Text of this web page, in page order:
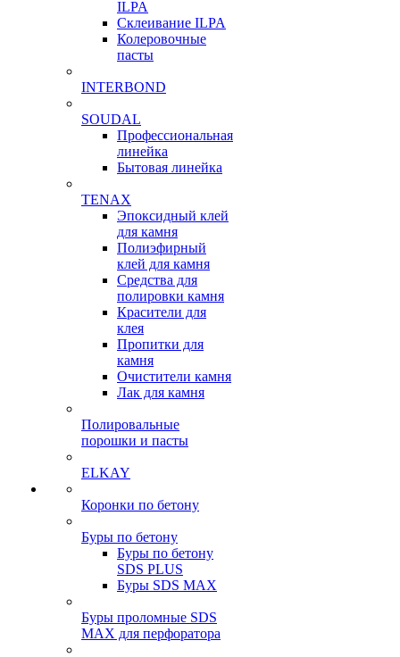
ILPA
Склеивание ILPA
Колеровочные
пасты
INTERBOND
SOUDAL
Профессиональная
линейка
Бытовая линейка
TENAX
Эпоксидный клей
для камня
Полиэфирный
клей для камня
Средства для
полировки камня
Красители для
клея
Пропитки для
камня
Очистители камня
Лак для камня
Полировальные
порошки и пасты
ELKAY
Коронки по бетону
Буры по бетону
Буры по бетону
SDS PLUS
Буры SDS MAX
Буры проломные SDS
MAX для перфоратора